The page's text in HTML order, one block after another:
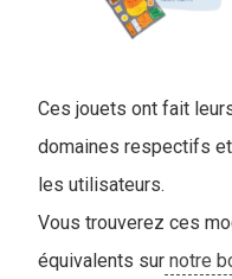
Ces jouets ont fait
domaines respectifs
les utilisateurs.
Vous trouverez ces
équivalents sur notre